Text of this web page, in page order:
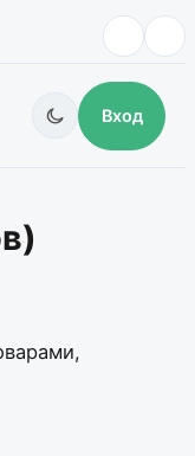
Вход